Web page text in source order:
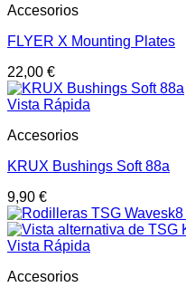
Accesorios
FLYER X Mounting Plates
22,00 €
Vista Rápida
Accesorios
KRUX Bushings Soft 88a
9,90 €
Vista Rápida
Accesorios